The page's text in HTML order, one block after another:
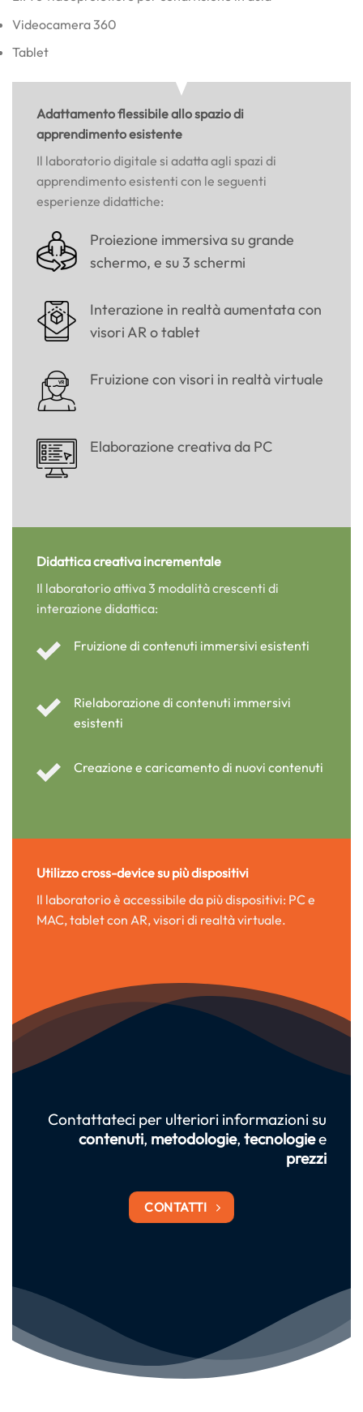
Videocamera 360
Tablet
Adattamento flessibile allo spazio di
apprendimento esistente
Il laboratorio digitale si adatta agli spazi di
apprendimento esistenti con le seguenti
esperienze didattiche:
Proiezione immersiva su grande
schermo, e su 3 schermi
Interazione in realtà aumentata con
visori AR o tablet
Fruizione con visori in realtà virtuale
Elaborazione creativa da PC
Didattica creativa incrementale
Il laboratorio attiva 3 modalità crescenti di
interazione didattica:
Fruizione di contenuti immersivi esistenti
Rielaborazione di contenuti immersivi
esistenti
Creazione e caricamento di nuovi contenuti
Utilizzo cross-device su più dispositivi
Il laboratorio è accessibile da più dispositivi: PC e
MAC, tablet con AR, visori di realtà virtuale.
Contattateci per ulteriori informazioni su
contenuti, metodologie,tecnologiee
prezzi
CONTATTI